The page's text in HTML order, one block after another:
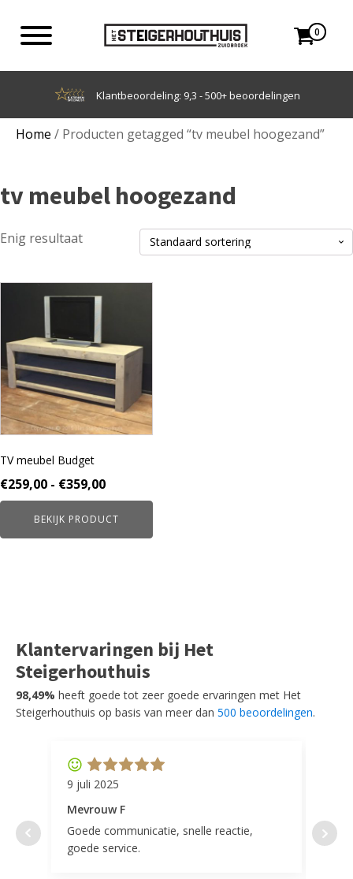
0
Klantbeoordeling: 9,3 - 500+ beoordelingen
Home / Producten getagged “tv meubel hoogezand”
tv meubel hoogezand
Enig resultaat
TV meubel Budget
€259,00 - €359,00Prijsklasse:
€259,00
tot
€359,00
BEKIJK PRODUCT
meerdere
variaties.
Deze
optie
kan
gekozen
op
de
productpagina
Klantervaringen bij Het
Steigerhouthuis
98,49% heeft goede tot zeer goede ervaringen met Het
Steigerhouthuis op basis van meer dan 500 beoordelingen.
9 juli 2025
Mevrouw F
Goede communicatie, snelle reactie,
goede service.
door